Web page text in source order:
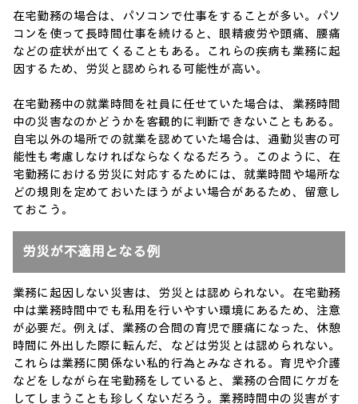
在宅勤務の場合は、パソコンで仕事をすることが多い。パソ
コンを使って長時間仕事を続けると、眼精疲労や頭痛、腰痛
などの症状が出てくることもある。これらの疾病も業務に起
因するため、労災と認められる可能性が高い。
在宅勤務中の就業時間を社員に任せていた場合は、業務時間
中の災害なのかどうかを客観的に判断できないこともある。
自宅以外の場所での就業を認めていた場合は、通勤災害の可
能性も考慮しなければならなくなるだろう。このように、在
宅勤務における労災に対応するためには、就業時間や場所な
どの規則を定めておいたほうがよい場合があるため、留意し
ておこう。
労災が不適用となる例
業務に起因しない災害は、労災とは認められない。在宅勤務
中は業務時間中でも私用を行いやすい環境にあるため、注意
が必要だ。例えば、業務の合間の育児で腰痛になった、休憩
時間に外出した際に転んだ、などは労災とは認められない。
これらは業務に関係ない私的行為とみなされる。育児や介護
などをしながら在宅勤務をしていると、業務の合間にケガを
してしまうことも珍しくないだろう。業務時間中の災害がす